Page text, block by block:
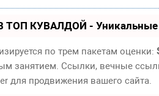
ТОП КУВАЛДОЙ - Уникальные
по трем пакетам оценки:
занятием. Ссылки, вечные
для продвижения вашего сайта.